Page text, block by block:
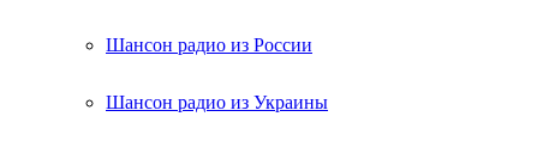
Шансон радио из России
Шансон радио из Украины